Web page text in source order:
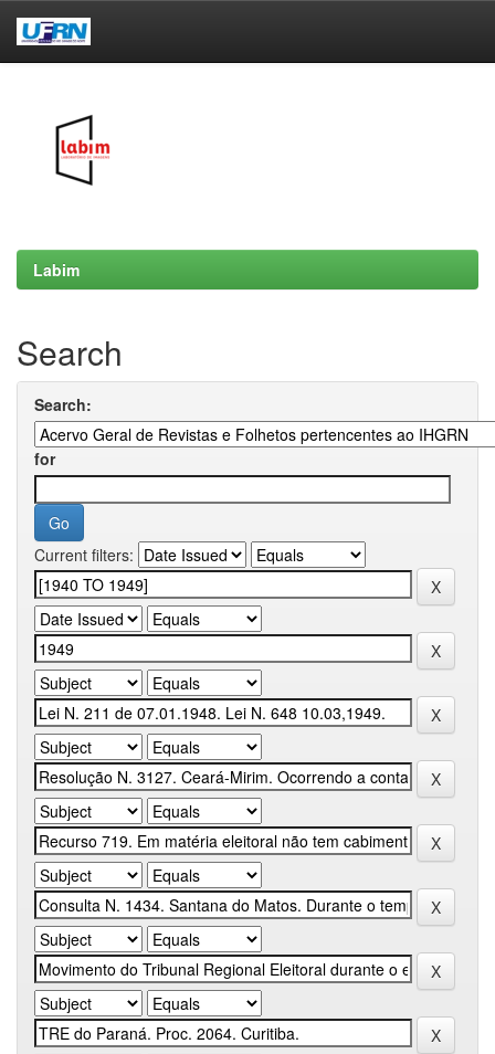
Labim
Search
Search:
for
Current filters: